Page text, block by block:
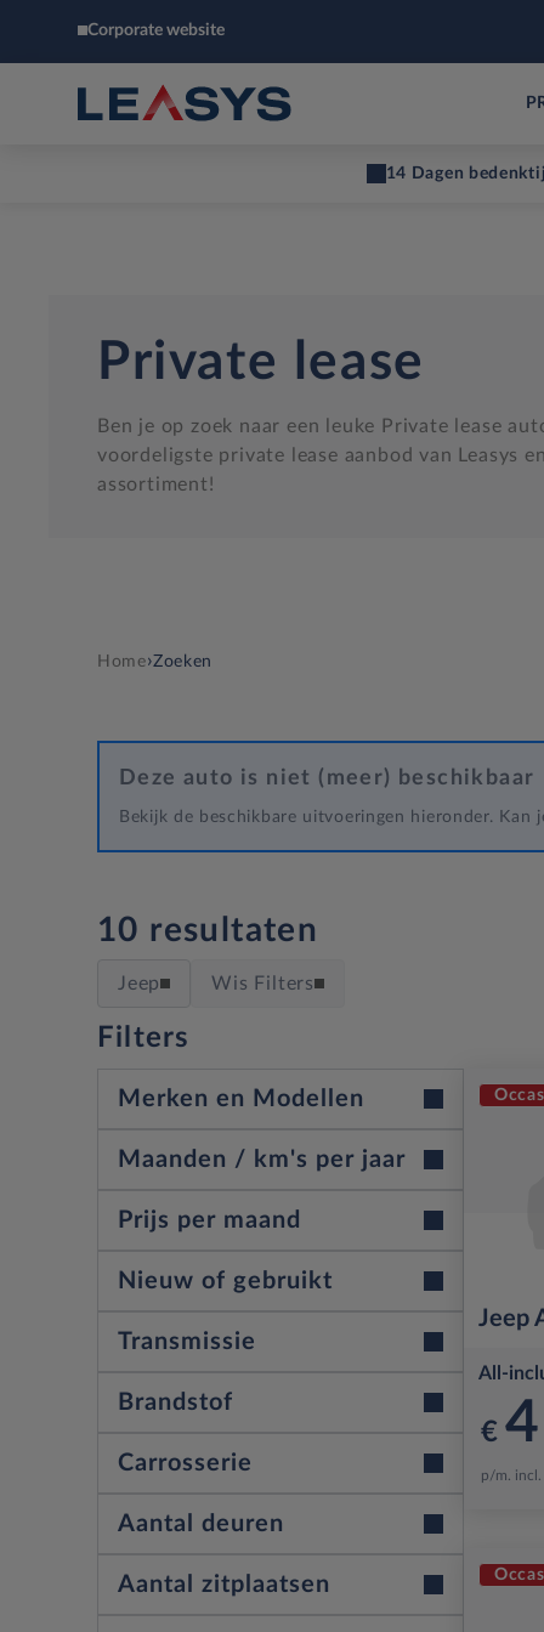
Corporate website
14 Dagen
Private lease
Ben je op zoek naar een leuke Private lease
voordeligste private lease aanbod van Leasys
assortiment!
Home›Zoeken
Deze auto is niet (meer) beschikbaar
Bekijk de beschikbare uitvoeringen hieronder.
10 resultaten
Jeep Wis Filters
Filters
Merken en Modellen
Merken
Modellen
Maanden / km's per jaar
Leasetermijn (maanden)
Kilometers per jaar (km)
Prijs per maand
Van
Nieuw of gebruikt
Nieuw
Voorraad
70
Transmissie
Automaat
Brandstof
Benzine
Plug-In Hybride
27
Diesel
Carrosserie
Sports Utility Vehicle
Coupé
Aantal deuren
5
Aantal zitplaatsen
Jeep
All-
€
p/m.